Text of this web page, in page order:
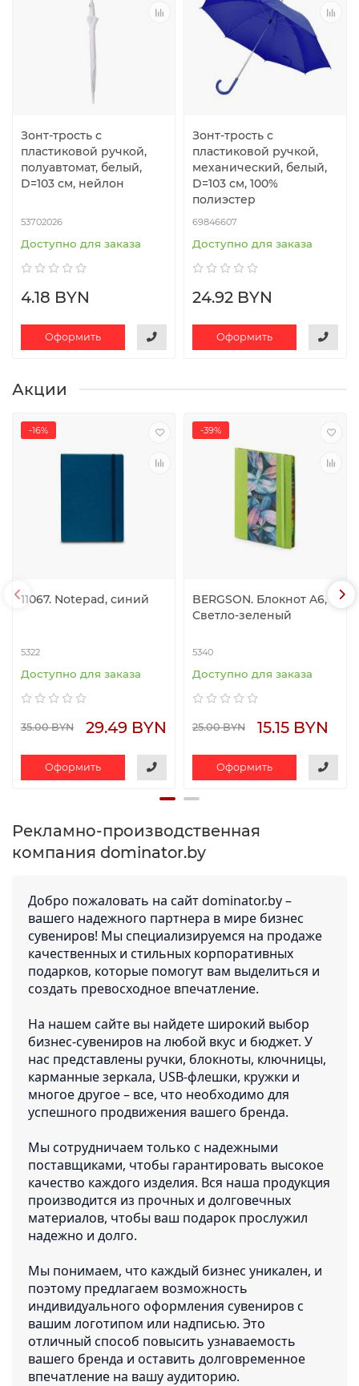
Зонт-трость с
пластиковой ручкой,
полуавтомат, белый,
D=103 см, нейлон
53702026
Доступно для заказа
4.18 BYN
Оформить
Зонт-трость с
пластиковой ручкой,
механический, белый,
D=103 см, 100%
полиэстер
69846607
Доступно для заказа
24.92 BYN
Оформить
Акции
-16%
11067. Notepad, синий
5322
Доступно для заказа
35.00 BYN 29.49 BYN
Оформить
-39%
BERGSON. Блокнот A6,
Светло-зеленый
5340
Доступно для заказа
25.00 BYN 15.15 BYN
Оформить
Рекламно-производственная
компания dominator.by
Добро пожаловать на сайт dominator.by –
вашего надежного партнера в мире бизнес
сувениров! Мы специализируемся на продаже
качественных и стильных корпоративных
подарков, которые помогут вам выделиться и
создать превосходное впечатление.
На нашем сайте вы найдете широкий выбор
бизнес-сувениров на любой вкус и бюджет. У
нас представлены ручки, блокноты, ключницы,
карманные зеркала, USB-флешки, кружки и
многое другое – все, что необходимо для
успешного продвижения вашего бренда.
Мы сотрудничаем только с надежными
поставщиками, чтобы гарантировать высокое
качество каждого изделия. Вся наша продукция
производится из прочных и долговечных
материалов, чтобы ваш подарок прослужил
надежно и долго.
Мы понимаем, что каждый бизнес уникален, и
поэтому предлагаем возможность
индивидуального оформления сувениров с
вашим логотипом или надписью. Это
отличный способ повысить узнаваемость
вашего бренда и оставить долговременное
впечатление на вашу аудиторию.